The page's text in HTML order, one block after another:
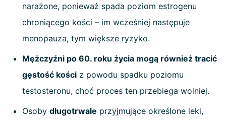
narażone, ponieważ spada poziom estrogenu
chroniącego kości – im wcześniej następuje
menopauza, tym większe ryzyko.
Mężczyźni po 60. roku życia mogą również tracić
gęstość kości z powodu spadku poziomu
testosteronu, choć proces ten przebiega wolniej.
Osoby długotrwale przyjmujące określone leki,